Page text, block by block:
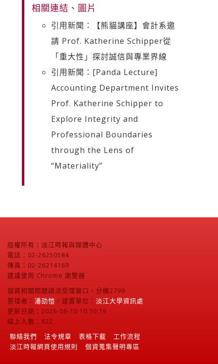
相關連結、圖片
引用新聞：【熊貓講座】會計系邀
請 Prof. Katherine Schipper從
「重大性」探討誠信與專業界線
引用新聞：[Panda Lecture]
Accounting Department Invites
Prof. Katherine Schipper to
Explore Integrity and
Professional Boundaries
through the Lens of
“Materiality”
版權所有：淡江時報與媒體中心
電話：02-26250584
傳真：02-26214169
建議使用 Chrome 瀏覽器
個資相關問題請洽受理窗口，分機2799
管理者： 潘劭愷 / 建置單位： 淡江大學資訊處
更新日期：2026-08-10 10:10:19
線上人數：822
聯絡我們
法令規章 表格下載
工作流程
淡江時報網頁使用規則
個資蒐集聲明專區